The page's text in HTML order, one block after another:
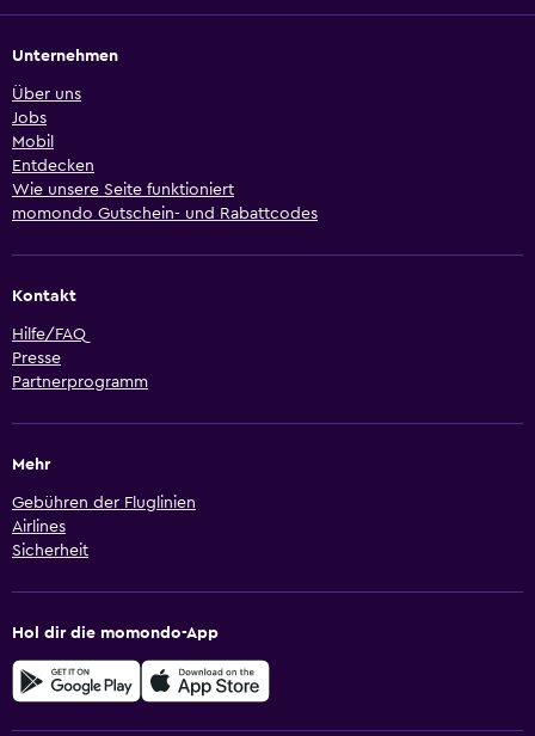
Unternehmen
Über uns
Jobs
Mobil
Entdecken
Wie unsere Seite funktioniert
momondo Gutschein- und Rabattcodes
Kontakt
Hilfe/FAQ
Presse
Partnerprogramm
Mehr
Gebühren der Fluglinien
Airlines
Sicherheit
Hol dir die momondo-App